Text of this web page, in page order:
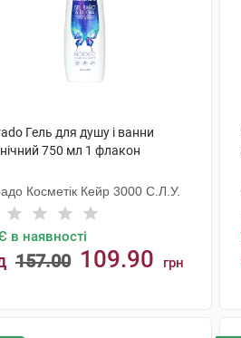
Гель для душу і ванни
750 мл 1 флакон
Косметік Кейр 3000 С.Л.У.
в наявності
157.00 109.90 грн